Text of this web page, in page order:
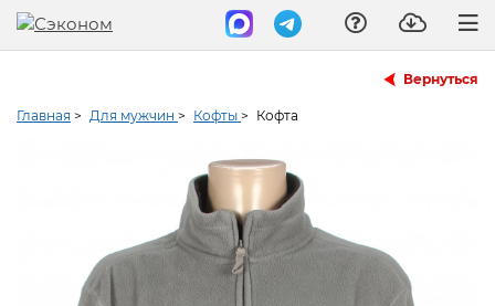
Вернуться
Главная > Для мужчин > Кофты > Кофта